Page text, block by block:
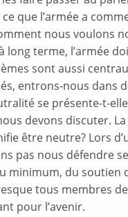
que l’armée a
nous voulons
long terme, l’armée
sont aussi
entrons-nous dans
se présente-t-elle
devons discuter. La
être neutre? Lors
pas nous défendre
minimum, du soutien
tous membres de
pour l’avenir.